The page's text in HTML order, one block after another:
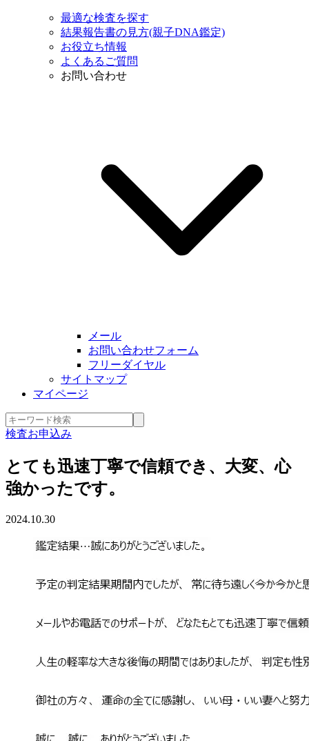
最適な検査を探す
結果報告書の見方(親子DNA鑑定)
お役立ち情報
よくあるご質問
お問い合わせ
メール
お問い合わせフォーム
フリーダイヤル
サイトマップ
マイページ
検査お申込み
とても迅速丁寧で信頼でき、大変、心
強かったです。
2024.10.30